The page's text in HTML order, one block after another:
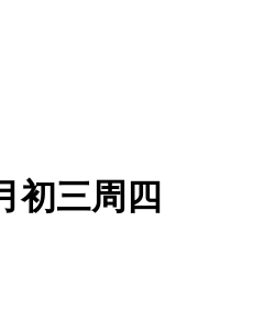
初三周四